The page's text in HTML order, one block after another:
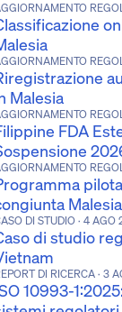
Malesia
FDA
DI STUDIO· 4 AGO
di studio
DI RICERCA · 3
10993-